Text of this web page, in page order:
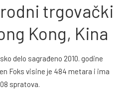
trgovački
Kong, Kina
delo sagrađeno 2010. godine
Foks visine je 484 metara i ima
spratova.